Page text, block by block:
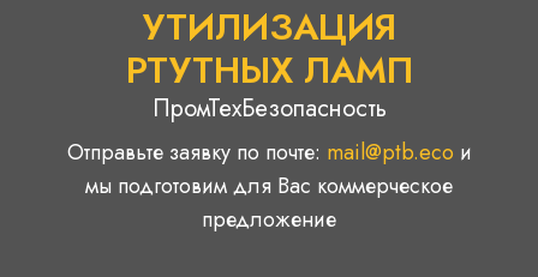
УТИЛИЗАЦИЯ
РТУТНЫХ ЛАМП
ПромТехБезопасность
Отправьте заявку по почте: mail@ptb.eco и
мы подготовим для Вас коммерческое
предложение